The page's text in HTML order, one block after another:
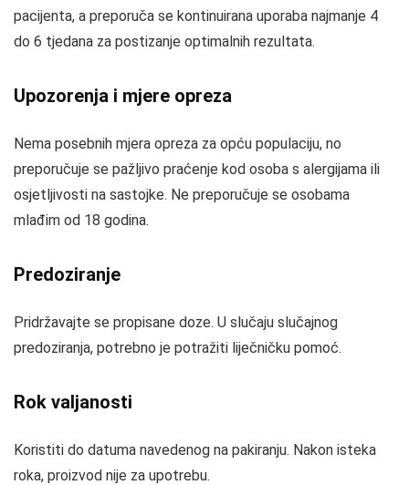
pacijenta, a preporuča se kontinuirana uporaba najmanje 4
do 6 tjedana za postizanje optimalnih rezultata.
Upozorenja i mjere opreza
Nema posebnih mjera opreza za opću populaciju, no
preporučuje se pažljivo praćenje kod osoba s alergijama ili
osjetljivosti na sastojke. Ne preporučuje se osobama
mlađim od 18 godina.
Predoziranje
Pridržavajte se propisane doze. U slučaju slučajnog
predoziranja, potrebno je potražiti liječničku pomoć.
Rok valjanosti
Koristiti do datuma navedenog na pakiranju. Nakon isteka
roka, proizvod nije za upotrebu.